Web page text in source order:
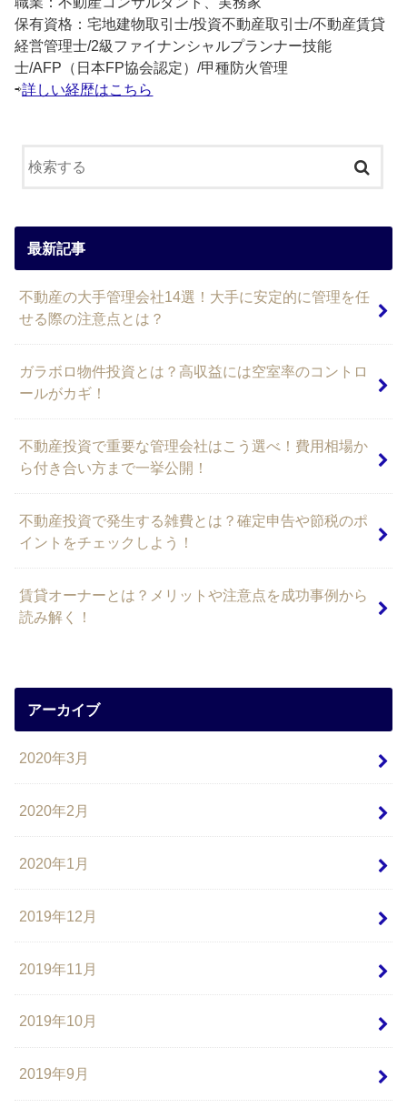
保有資格：宅地建物取引士/投資不動産取引士/不動産賃貸
経営管理士/2級ファイナンシャルプランナー技能
士/AFP（日本FP協会認定）/甲種防火管理
⇨詳しい経歴はこちら
最新記事
不動産の大手管理会社14選！大手に安定的に管理を任
せる際の注意点とは？
ガラボロ物件投資とは？高収益には空室率のコントロ
ールがカギ！
不動産投資で重要な管理会社はこう選べ！費用相場か
ら付き合い方まで一挙公開！
不動産投資で発生する雑費とは？確定申告や節税のポ
イントをチェックしよう！
賃貸オーナーとは？メリットや注意点を成功事例から
読み解く！
アーカイブ
2020年3月
2020年2月
2020年1月
2019年12月
2019年11月
2019年10月
2019年9月